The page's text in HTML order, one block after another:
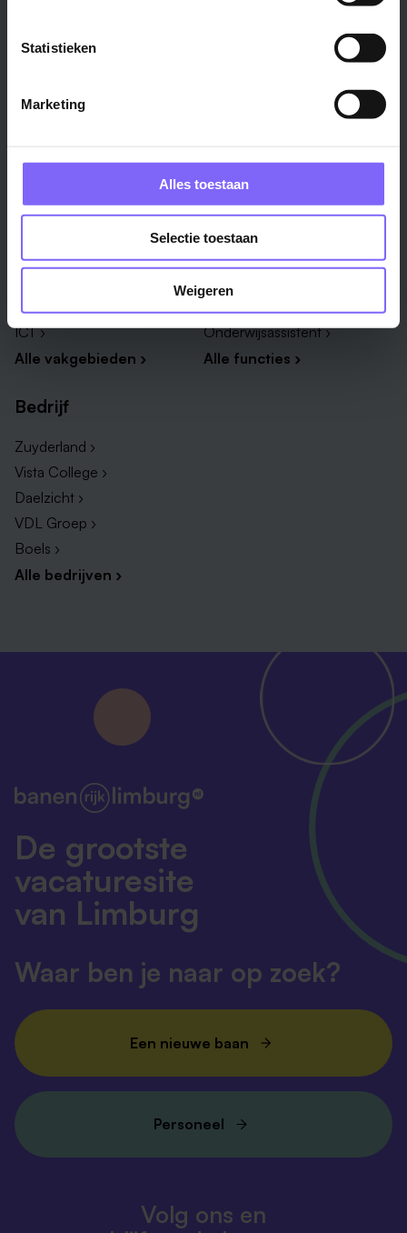
Statistieken
Marketing
Alles toestaan
Selectie toestaan
Weigeren
Venlo ›
Techniek & Productie ›
Administratie ›
ICT ›
Alle vakgebieden ›
Functie
Productiemedewerker ›
Verpleegkundige ›
HR adviseur ›
Onderwijsassistent ›
Alle functies ›
Bedrijf
Zuyderland ›
Vista College ›
Daelzicht ›
VDL Groep ›
Boels ›
Alle bedrijven ›
De grootste
vacaturesite
van Limburg
Waar ben je naar op zoek?
Een nieuwe baan
Personeel
Volg ons en